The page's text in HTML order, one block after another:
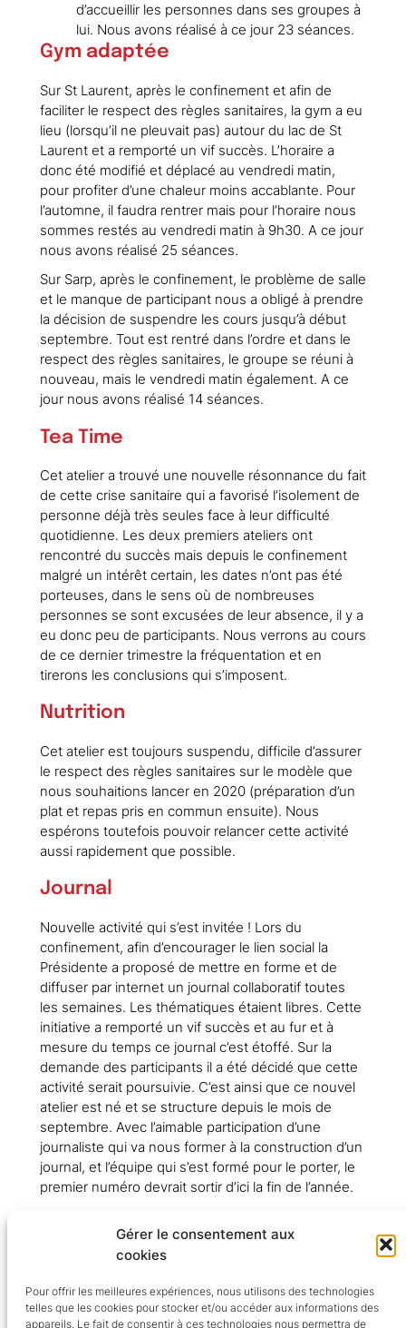
Gérer le consentement aux
cookies
Pour offrir les meilleures expériences, nous utilisons des technologies
telles que les cookies pour stocker et/ou accéder aux informations des
appareils. Le fait de consentir à ces technologies nous permettra de
d’accueillir les personnes dans ses groupes à
lui. Nous avons réalisé à ce jour 23 séances.
Gym adaptée
Sur St Laurent, après le confinement et afin de
faciliter le respect des règles sanitaires, la gym a eu
lieu (lorsqu’il ne pleuvait pas) autour du lac de St
Laurent et a remporté un vif succès. L’horaire a
donc été modifié et déplacé au vendredi matin,
pour profiter d’une chaleur moins accablante. Pour
l’automne, il faudra rentrer mais pour l’horaire nous
sommes restés au vendredi matin à 9h30. A ce jour
nous avons réalisé 25 séances.
Sur Sarp, après le confinement, le problème de salle
et le manque de participant nous a obligé à prendre
la décision de suspendre les cours jusqu’à début
septembre. Tout est rentré dans l’ordre et dans le
respect des règles sanitaires, le groupe se réuni à
nouveau, mais le vendredi matin également. A ce
jour nous avons réalisé 14 séances.
Tea Time
Cet atelier a trouvé une nouvelle résonnance du fait
de cette crise sanitaire qui a favorisé l’isolement de
personne déjà très seules face à leur difficulté
quotidienne. Les deux premiers ateliers ont
rencontré du succès mais depuis le confinement
malgré un intérêt certain, les dates n’ont pas été
porteuses, dans le sens où de nombreuses
personnes se sont excusées de leur absence, il y a
eu donc peu de participants. Nous verrons au cours
de ce dernier trimestre la fréquentation et en
tirerons les conclusions qui s’imposent.
Nutrition
Cet atelier est toujours suspendu, difficile d’assurer
le respect des règles sanitaires sur le modèle que
nous souhaitions lancer en 2020 (préparation d’un
plat et repas pris en commun ensuite). Nous
espérons toutefois pouvoir relancer cette activité
aussi rapidement que possible.
Journal
Nouvelle activité qui s’est invitée ! Lors du
confinement, afin d’encourager le lien social la
Présidente a proposé de mettre en forme et de
diffuser par internet un journal collaboratif toutes
les semaines. Les thématiques étaient libres. Cette
initiative a remporté un vif succès et au fur et à
mesure du temps ce journal c’est étoffé. Sur la
demande des participants il a été décidé que cette
activité serait poursuivie. C’est ainsi que ce nouvel
atelier est né et se structure depuis le mois de
septembre. Avec l’aimable participation d’une
journaliste qui va nous former à la construction d’un
journal, et l’équipe qui s’est formé pour le porter, le
premier numéro devrait sortir d’ici la fin de l’année.
Trait d'Union Aidants Aidés SUD